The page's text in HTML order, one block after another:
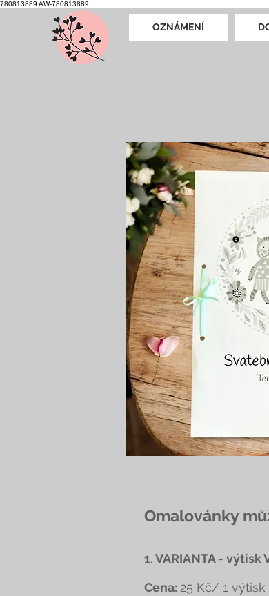
780813889 AW-780813889
OZNÁMENÍ
Omalovánky
1. VARIANTA -
Cena: 25 Kč/ 1